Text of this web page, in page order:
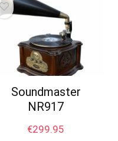
Soundmaster
NR917
€299.95